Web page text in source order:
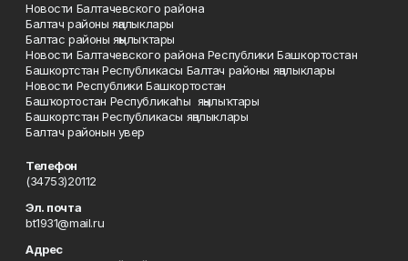
Новости Балтачевского района
Балтач районы яңалыклары
Балтас районы яңылыҡтары
Новости Балтачевского района Республики Башкортостан
Башкортстан Республикасы Балтач районы яңалыклары
Новости Республики Башкортостан
Башҡортостан Республикаһы яңылыҡтары
Башкортстан Республикасы яңалыклары
Балтач районын увер
Телефон
(34753)20112
Эл. почта
bt1931@mail.ru
Адрес